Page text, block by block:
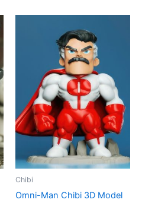
Chibi
Omni-Man Chibi 3D Model